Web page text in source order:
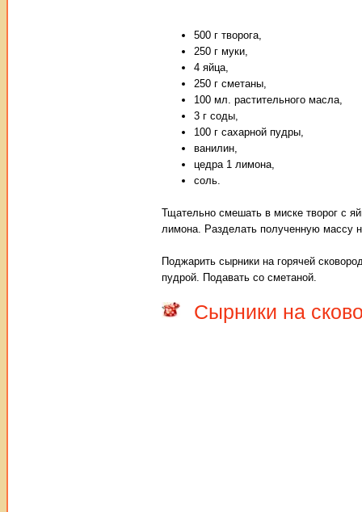
500 г творога,
250 г муки,
4 яйца,
250 г сметаны,
100 мл. растительного масла,
3 г соды,
100 г сахарной пудры,
ванилин,
цедра 1 лимона,
соль.
Тщательно смешать в миске творог с
лимона. Разделать полученную массу
Поджарить сырники на горячей
пудрой. Подавать со сметаной.
Сырники на